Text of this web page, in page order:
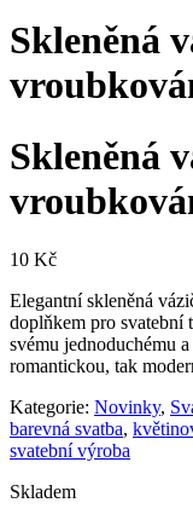
Skleněná
Skleněná
10 Kč
Elegantní skleněná
doplňkem pro
svému jednoduchému
romantickou, tak
Kategorie: Novinky,
barevná svatba,
svatební výroba
Skladem